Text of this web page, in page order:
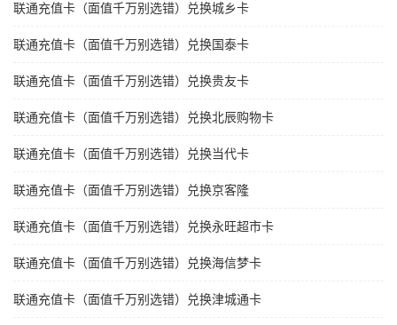
联通充值卡（面值千万别选错）兑换城乡卡
联通充值卡（面值千万别选错）兑换国泰卡
联通充值卡（面值千万别选错）兑换贵友卡
联通充值卡（面值千万别选错）兑换北辰购物卡
联通充值卡（面值千万别选错）兑换当代卡
联通充值卡（面值千万别选错）兑换京客隆
联通充值卡（面值千万别选错）兑换永旺超市卡
联通充值卡（面值千万别选错）兑换海信梦卡
联通充值卡（面值千万别选错）兑换津城通卡